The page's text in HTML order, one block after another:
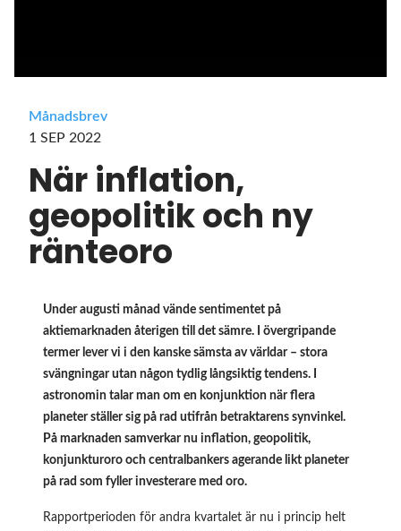
Månadsbrev
1 SEP 2022
När inflation,
geopolitik och ny
ränteoro
Under augusti månad vände sentimentet på
aktiemarknaden återigen till det sämre. I övergripande
termer lever vi i den kanske sämsta av världar – stora
svängningar utan någon tydlig långsiktig tendens. I
astronomin talar man om en konjunktion när flera
planeter ställer sig på rad utifrån betraktarens synvinkel.
På marknaden samverkar nu inflation, geopolitik,
konjunkturoro och centralbankers agerande likt planeter
på rad som fyller investerare med oro.
Rapportperioden för andra kvartalet är nu i princip helt